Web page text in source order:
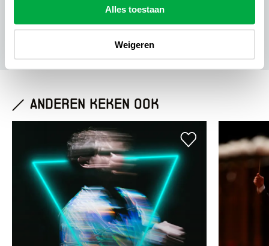
Alles toestaan
Weigeren
Zaalplattegrond
anderen keken ook